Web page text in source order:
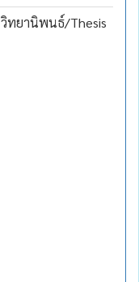
วิทยานิพนธ์/Thesis